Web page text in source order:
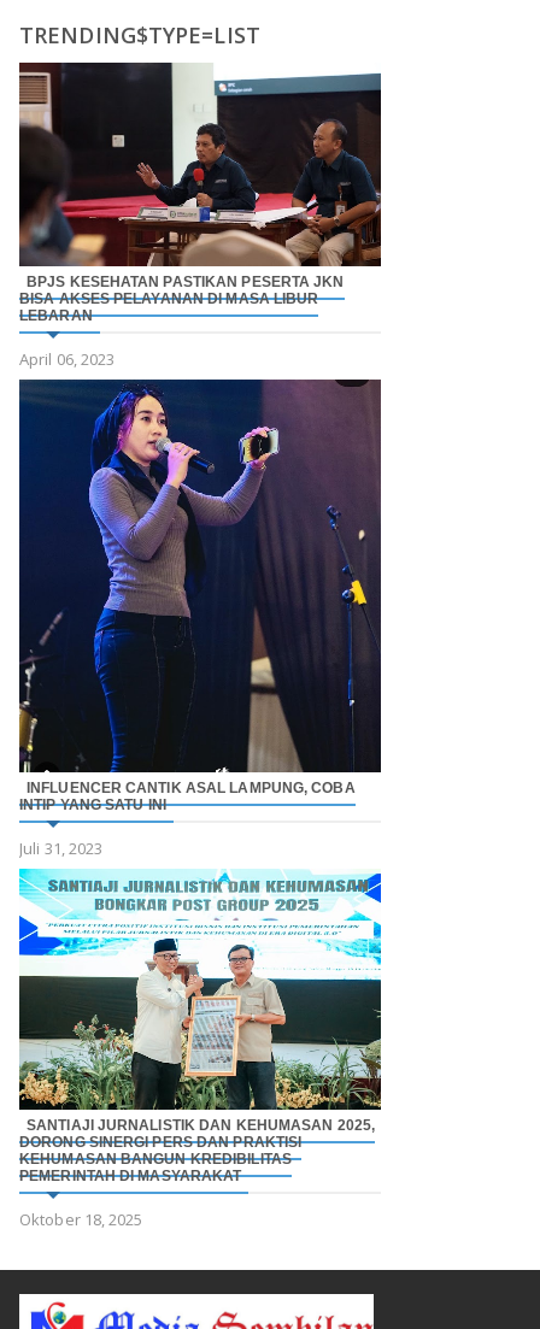
TRENDING$TYPE=LIST
BPJS KESEHATAN PASTIKAN PESERTA JKN
BISA AKSES PELAYANAN DI MASA LIBUR
LEBARAN
April 06, 2023
INFLUENCER CANTIK ASAL LAMPUNG, COBA
INTIP YANG SATU INI
Juli 31, 2023
SANTIAJI JURNALISTIK DAN KEHUMASAN 2025,
DORONG SINERGI PERS DAN PRAKTISI
KEHUMASAN BANGUN KREDIBILITAS
PEMERINTAH DI MASYARAKAT
Oktober 18, 2025